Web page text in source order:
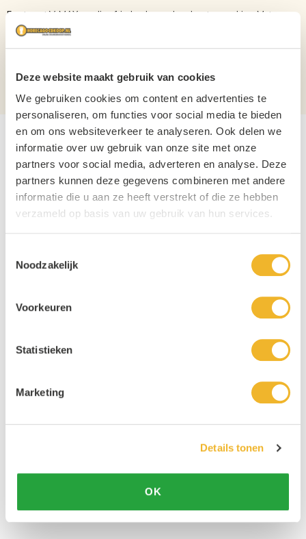
Deze website maakt gebruik van cookies
We gebruiken cookies om content en advertenties te
personaliseren, om functies voor social media te bieden
en om ons websiteverkeer te analyseren. Ook delen we
informatie over uw gebruik van onze site met onze
partners voor social media, adverteren en analyse. Deze
partners kunnen deze gegevens combineren met andere
informatie die u aan ze heeft verstrekt of die ze hebben
verzameld op basis van uw gebruik van hun services.
Noodzakelijk
Voorkeuren
Statistieken
Marketing
Details tonen
OK
Fructomat V-MAX vending frisdranken en koud water machine. Met
Maximaal 8 smaken frisdrank , vruchtensappen en koud water met of
zonder bubbels. Met vrije uitgifte of optioneel met contactloos betaal
Geen statiegeld of retouren meer Tot 70% goedkoper Milieuvriendelijk